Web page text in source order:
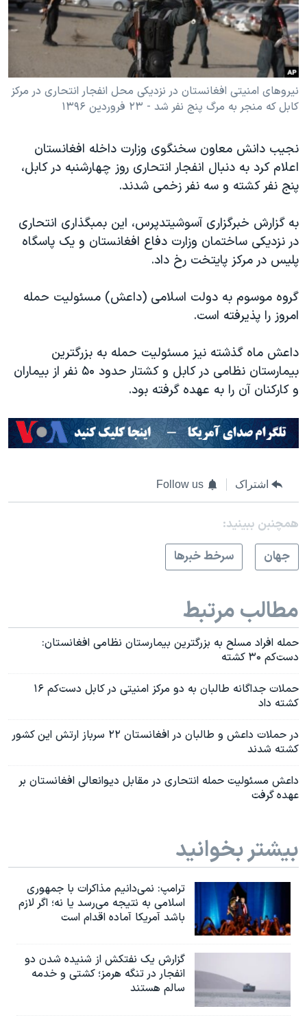
فرهنگ و زندگی
حقوق شهروندی
اقتصادی
علم و فناوری
اسرائیل در جنگ
آرشیو پخش زنده
مستندها
انتخابات ریاست جمهوری آمریکا ۲۰۲۴
حمله جمهوری اسلامی به اسرائیل
رمز مهسا
ورزش زنان در ایران
مجموعه مستندهای دادخواهی
تریبونال مردمی آبان ۹۸
چهل سال گروگان‌گیری
قانون شفافیت دارائی کادر رهبری ایران
اسرائیل در جنگ
همایش محافظه‌کاران آمریکا «سی‌پک»
صفحه‌های ویژه
دنبال کنید
زبانهای مختلف
نیروهای امنیتی افغانستان در نزدیکی محل انفجار انتحاری در مرکز
کابل که منجر به مرگ پنج نفر شد - ۲۳ فروردین ۱۳۹۶
نجیب دانش معاون سخنگوی وزارت داخله افغانستان
اعلام کرد به دنبال انفجار انتحاری روز چهارشنبه در کابل،
پنج نفر کشته و سه نفر زخمی شدند.
به گزارش خبرگزاری آسوشیتدپرس، این بمبگذاری انتحاری
در نزدیکی ساختمان وزارت دفاع افغانستان و یک پاسگاه
پلیس در مرکز پایتخت رخ داد.
گروه موسوم به دولت اسلامی (داعش) مسئولیت حمله
امروز را پذیرفته است.
داعش ماه گذشته نیز مسئولیت حمله به بزرگترین
بیمارستان نظامی در کابل و کشتار حدود ۵۰ نفر از بیماران
و کارکنان آن را به عهده گرفته بود.
اشتراک Follow us
همچنبن ببینید:
جهان
سرخط خبرها
مطالب مرتبط
حمله افراد مسلح به بزرگترین بیمارستان نظامی افغانستان:
دست‌کم ۳۰ کشته
حملات جداگانه طالبان به دو مرکز امنیتی در کابل دست‌کم ۱۶
کشته داد
در حملات داعش و طالبان در افغانستان ۲۲ سرباز ارتش این کشور
کشته شدند
داعش مسئولیت حمله انتحاری در مقابل دیوانعالی افغانستان بر
عهده گرفت
بیشتر بخوانید
ترامپ: نمی‌دانیم مذاکرات با جمهوری
اسلامی به نتیجه می‌رسد یا نه؛ اگر لازم
باشد آمریکا آماده اقدام است
گزارش یک نفتکش از شنیده شدن دو
انفجار در تنگه هرمز؛ کشتی و خدمه
سالم هستند